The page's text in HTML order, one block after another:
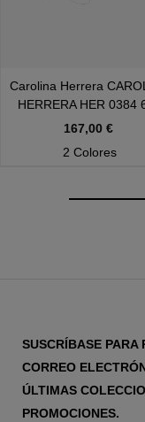
Carolina Herrera
HERRERA HER 0384
167,00 €
2 Colores
SUSCRÍBASE PARA
CORREO
ÚLTIMAS
PROMOCIONES.